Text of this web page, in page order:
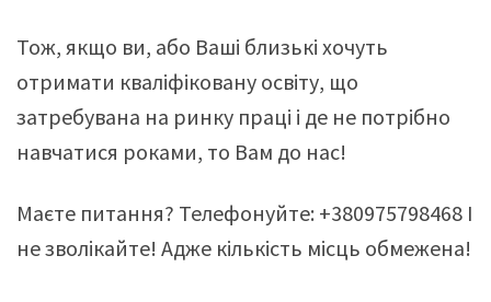
Тож, якщо ви, або Ваші близькі хочуть
отримати кваліфіковану освіту, що
затребувана на ринку праці і де не потрібно
навчатися роками, то Вам до нас!
Маєте питання? Телефонуйте: +380975798468 І
не зволікайте! Адже кількість місць обмежена!